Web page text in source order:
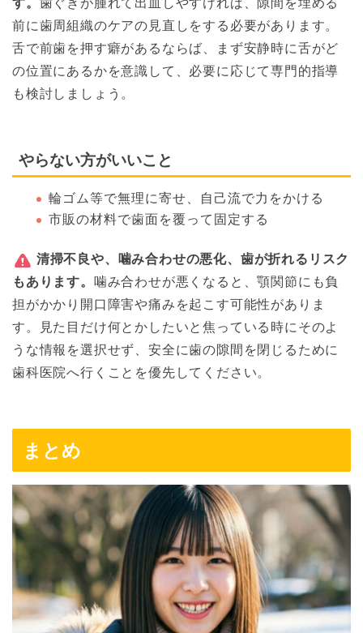
前に歯周組織のケアの見直しをする必要があります。
舌で前歯を押す癖があるならば、まず安静時に舌がど
の位置にあるかを意識して、必要に応じて専門的指導
も検討しましょう。
やらない方がいいこと
輪ゴム等で無理に寄せ、自己流で力をかける
市販の材料で歯面を覆って固定する
清掃不良や、噛み合わせの悪化、歯が折れるリスク
もあります。 噛み合わせが悪くなると、顎関節にも負
担がかかり開口障害や痛みを起こす可能性がありま
す。見た目だけ何とかしたいと焦っている時にそのよ
うな情報を選択せず、安全に歯の隙間を閉じるために
歯科医院へ行くことを優先してください。
まとめ